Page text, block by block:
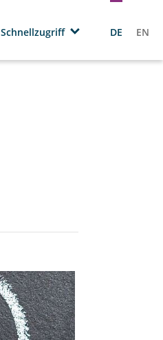
Schnellzugriff DE EN